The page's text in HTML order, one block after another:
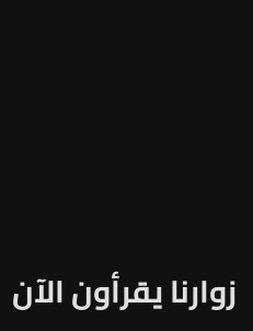
زوارنا يقرأون الآن